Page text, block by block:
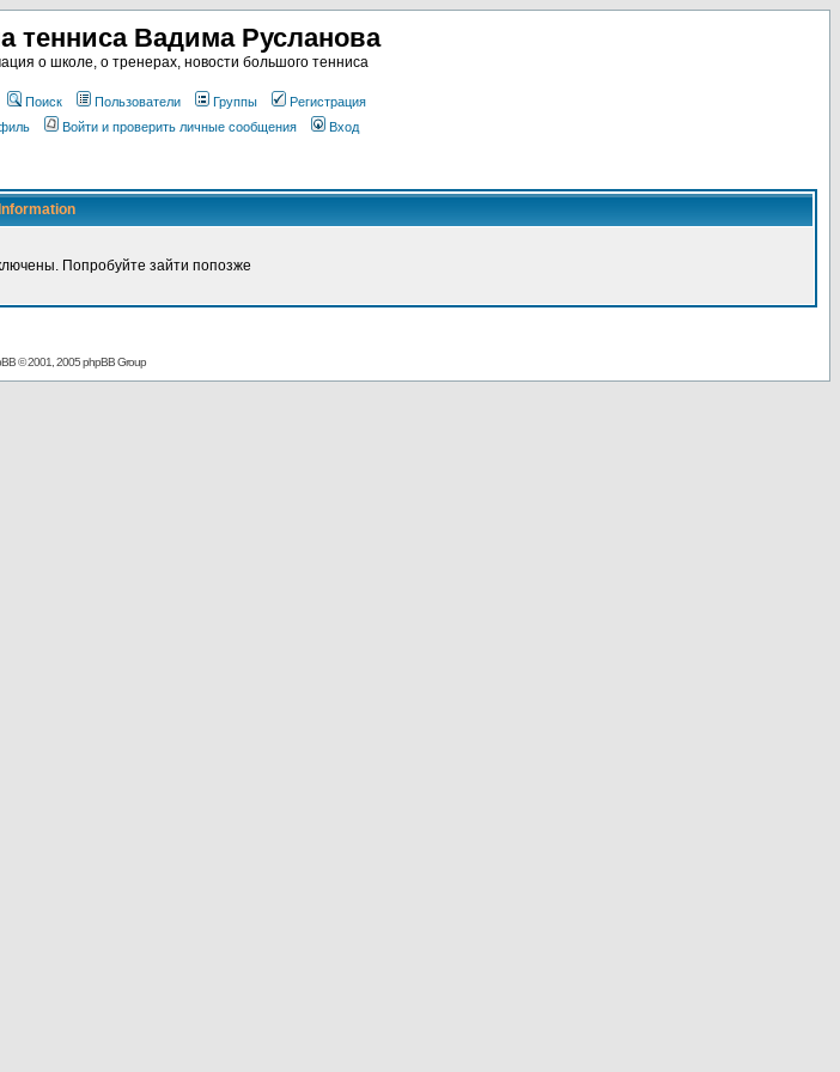
тенниса Вадима Русланова
о школе, о тренерах, новости большого тенниса
Поиск Пользователи Группы
Регистрация
Войти и проверить личные сообщения Вход
Information
Попробуйте зайти попозже
© 2001, 2005 phpBB Group